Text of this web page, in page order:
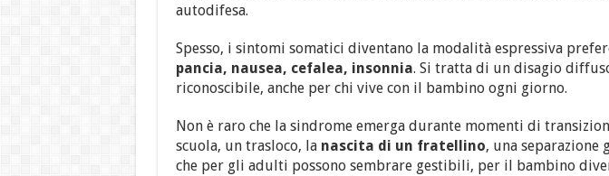
autodifesa.
Spesso, i sintomi somatici diventano la modalità espressiva
pancia, nausea, cefalea, insonnia. Si tratta di un disagio
riconoscibile, anche per chi vive con il bambino ogni giorno.
Non è raro che la sindrome emerga durante momenti di
scuola, un trasloco, lanascita di un fratellino, una separazione
che per gli adulti possono sembrare gestibili, per il bambino